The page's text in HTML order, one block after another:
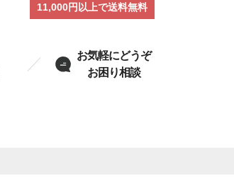
11,000円以上で送料無料
お気軽にどうぞ
お困り相談